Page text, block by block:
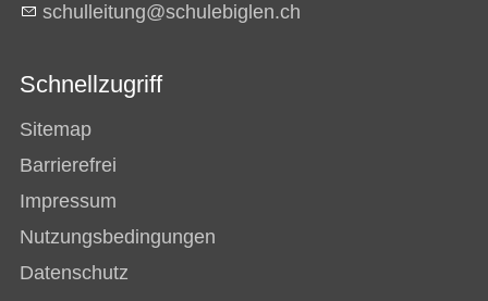
sch
t ng sch b gl n ch
Schnellzugriff
Sitemap
Barrierefrei
Impressum
Nutzungsbedingungen
Datenschutz